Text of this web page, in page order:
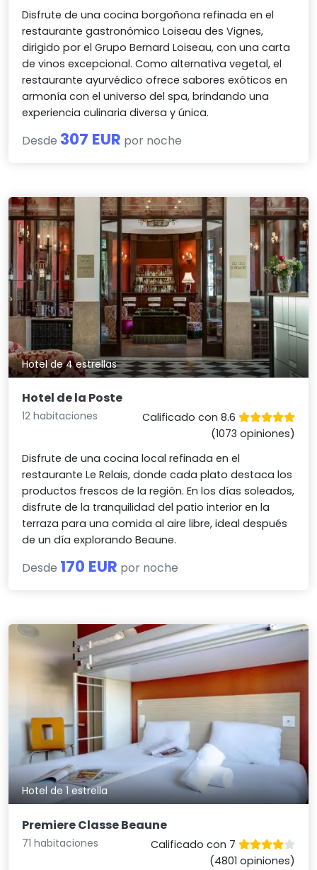
Disfrute de una cocina borgoñona refinada en el
restaurante gastronómico Loiseau des Vignes,
dirigido por el Grupo Bernard Loiseau, con una carta
de vinos excepcional. Como alternativa vegetal, el
restaurante ayurvédico ofrece sabores exóticos en
armonía con el universo del spa, brindando una
experiencia culinaria diversa y única.
Desde 307 EUR por noche
Hotel de 4 estrellas
Hotel de la Poste
12 habitaciones
Calificado con 8.6
(1073 opiniones)
Disfrute de una cocina local refinada en el
restaurante Le Relais, donde cada plato destaca los
productos frescos de la región. En los días soleados,
disfrute de la tranquilidad del patio interior en la
terraza para una comida al aire libre, ideal después
de un día explorando Beaune.
Desde 170 EUR por noche
Hotel de 1 estrella
Premiere Classe Beaune
71 habitaciones
Calificado con 7
(4801 opiniones)